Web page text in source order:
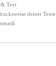
Text
deiner Texte